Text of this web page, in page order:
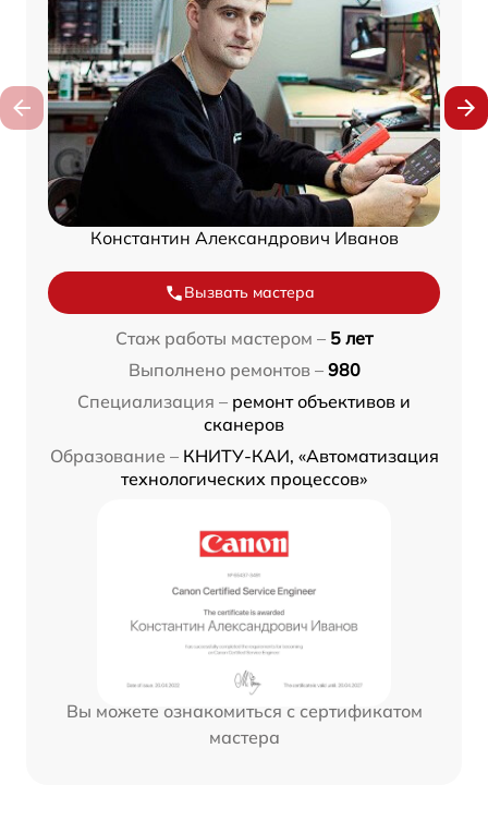
Константин Александрович Иванов
Вызвать мастера
Стаж работы мастером – 5 лет
Выполнено ремонтов – 980
Специализация – ремонт объективов и
сканеров
Образование – КНИТУ-КАИ, «Автоматизация
технологических процессов»
Вы можете ознакомиться с сертификатом
мастера